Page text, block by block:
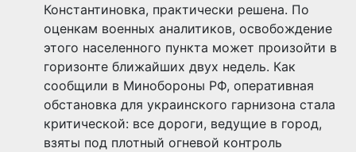
Константиновка, практически решена. По
оценкам военных аналитиков, освобождение
этого населенного пункта может произойти в
горизонте ближайших двух недель. Как
сообщили в Минобороны РФ, оперативная
обстановка для украинского гарнизона стала
критической: все дороги, ведущие в город,
взяты под плотный огневой контроль